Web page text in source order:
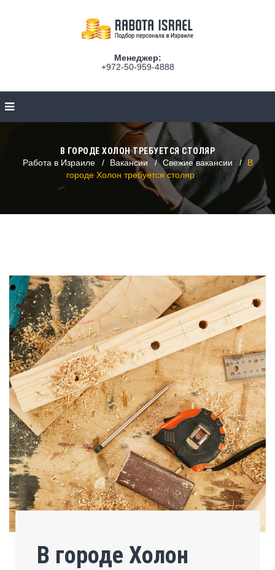
Менеджер:
+972-50-959-4888
В ГОРОДЕ ХОЛОН ТРЕБУЕТСЯ СТОЛЯР
Работа в Израиле
Вакансии Свежие вакансии
В
городе Холон требуется столяр
В городе Холон